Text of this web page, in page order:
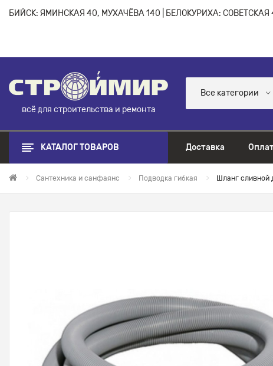
БИЙСК: ЯМИНСКАЯ 40, МУХАЧЁВА 140 | БЕЛОКУРИХА:
всё для строительства и ремонта
Все категории
КАТАЛОГ ТОВАРОВ Доставка
Сантехника и санфаянс Подводка гибкая Шланг сливной